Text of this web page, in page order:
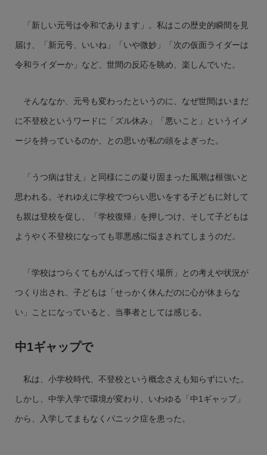
「新しい元号は令和であります」。私はこの歴史的瞬間を見
届け、「新元号、いいね」「いや微妙」「次の仮面ライダーは
令和ライダーか」など、世間の反応を眺め、楽しんでいた。
そんななか、元号も変わったというのに、なぜ世間はいまだ
に不登校というワードに「ズル休み」「悪いこと」というイメ
ージを持っているのか、との思いが私の頭をよぎった。
「うつ病は甘え」と同様にこの凝り固まった風潮は根強いと
思われる。それゆえに学校でつらい思いをする子どもに対して
も親は登校を促し、「学校復帰」を押しつけ、そして子どもは
ようやく不登校になっても罪悪感に悩まされてしまうのだ。
「学校はつらくてもがんばって行く場所」との考えや状況が
つくり出され、子どもは「せっかく休んだのに心が休まらな
い」ことになっていると、当事者としては感じる。
中1ギャップで
私は、小学校時代、不登校という概念さえも知らずにいた。
しかし、中学入学で環境が変わり、いわゆる「中1ギャップ」
から、入学してまもなくパニック症を患った。